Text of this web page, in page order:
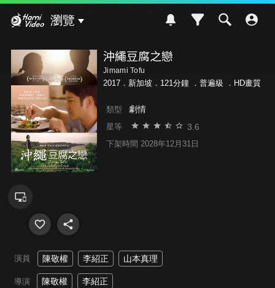
瀏覽
沖繩豆腐之戀
Jimami Tofu
2017．新加坡．121分鐘 ． 普遍級 ．HD畫質
類型 劇情
星等 3.6
下架時間 2028年12月31日
演員 陳敬權 李紹正 山本真理
導演 陳敬權 李紹正